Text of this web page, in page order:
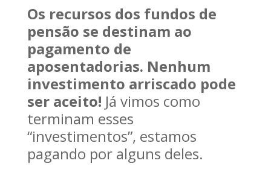
Os recursos dos fundos de
pensão se destinam ao
pagamento de
aposentadorias. Nenhum
investimento arriscado pode
ser aceito! Já vimos como
terminam esses
“investimentos”, estamos
pagando por alguns deles.